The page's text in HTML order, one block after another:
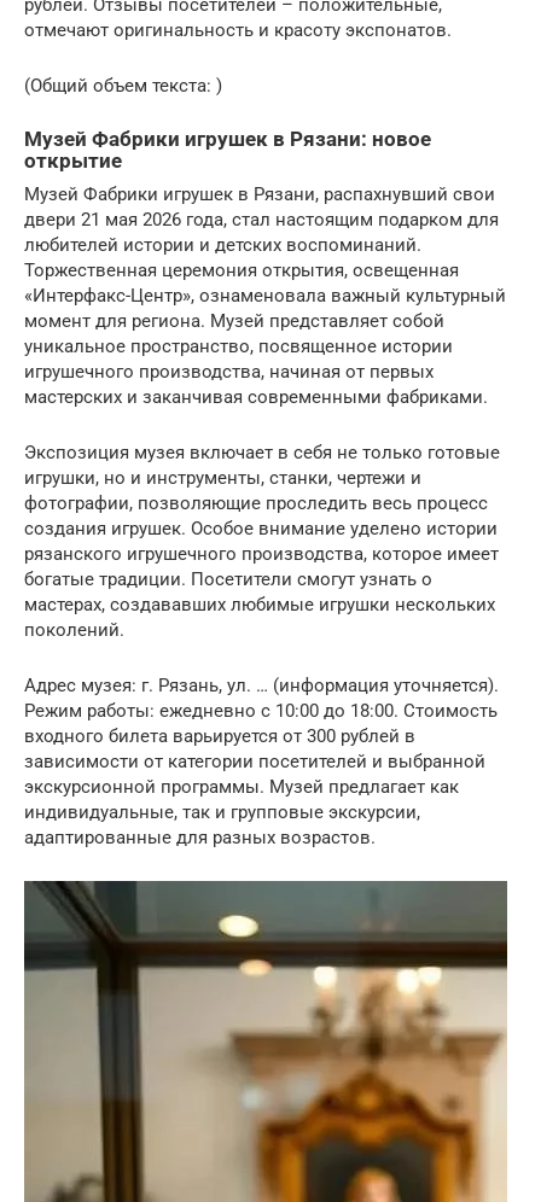
рублей. Отзывы посетителей – положительные,
отмечают оригинальность и красоту экспонатов.
(Общий объем текста: )
Музей Фабрики игрушек в Рязани: новое
открытие
Музей Фабрики игрушек в Рязани, распахнувший свои
двери 21 мая 2026 года, стал настоящим подарком для
любителей истории и детских воспоминаний.
Торжественная церемония открытия, освещенная
«Интерфакс-Центр», ознаменовала важный культурный
момент для региона. Музей представляет собой
уникальное пространство, посвященное истории
игрушечного производства, начиная от первых
мастерских и заканчивая современными фабриками.
Экспозиция музея включает в себя не только готовые
игрушки, но и инструменты, станки, чертежи и
фотографии, позволяющие проследить весь процесс
создания игрушек. Особое внимание уделено истории
рязанского игрушечного производства, которое имеет
богатые традиции. Посетители смогут узнать о
мастерах, создававших любимые игрушки нескольких
поколений.
Адрес музея: г. Рязань, ул. … (информация уточняется).
Режим работы: ежедневно с 10:00 до 18:00. Стоимость
входного билета варьируется от 300 рублей в
зависимости от категории посетителей и выбранной
экскурсионной программы. Музей предлагает как
индивидуальные, так и групповые экскурсии,
адаптированные для разных возрастов.